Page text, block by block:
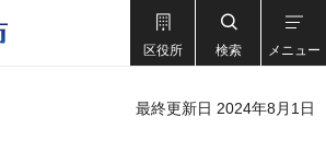
区役所 検索 メニュー
最終更新日 2024年8月1日